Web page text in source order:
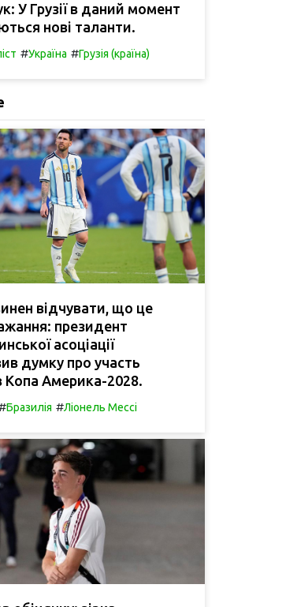
У Грузії в даний момент
нові таланти.
#Україна #Грузія (країна)
відчувати, що це
президент
асоціації
думку про участь
Копа Америка-2028.
Бразилія #Ліонель Мессі